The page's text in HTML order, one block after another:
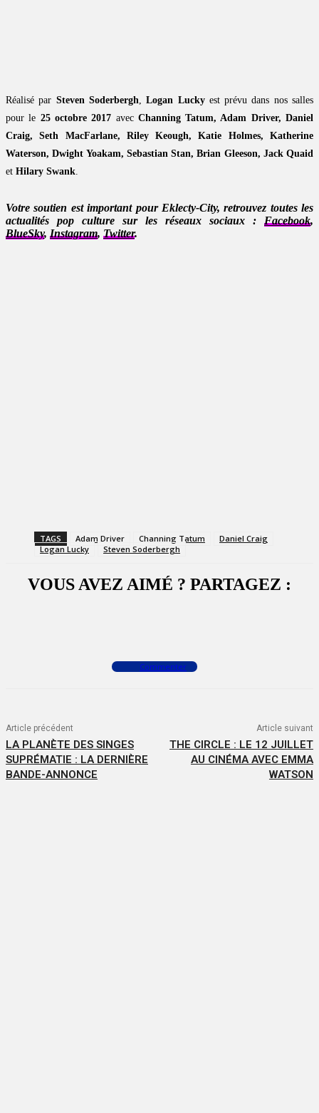
Réalisé par Steven Soderbergh,Logan Luckyest prévu dans nos salles
pour le 25 octobre 2017 avec Channing Tatum, Adam Driver, Daniel
Craig, Seth MacFarlane, Riley Keough, Katie Holmes, Katherine
Waterson, Dwight Yoakam, Sebastian Stan, Brian Gleeson, Jack Quaid
et Hilary Swank.
Votre soutien est important pour Eklecty-City, retrouvez toutes les
actualités pop culture sur les réseaux sociaux : Facebook,
BlueSky, Instagram, Twitter.
TAGS Adam Driver Channing Tatum
Daniel Craig
Logan Lucky
Steven Soderbergh
VOUS AVEZ AIMÉ ? PARTAGEZ :
Commenter
Article précédent
LA PLANÈTE DES SINGES
SUPRÉMATIE : LA DERNIÈRE
BANDE-ANNONCE
Article suivant
THE CIRCLE : LE 12 JUILLET
AU CINÉMA AVEC EMMA
WATSON